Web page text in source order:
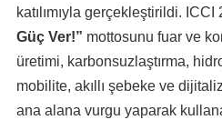
katılımıyla gerçekleştirildi. ICCI
Güç Ver!” mottosunu fuar ve
üretimi, karbonsuzlaştırma,
mobilite, akıllı şebeke ve
ana alana vurgu yaparak